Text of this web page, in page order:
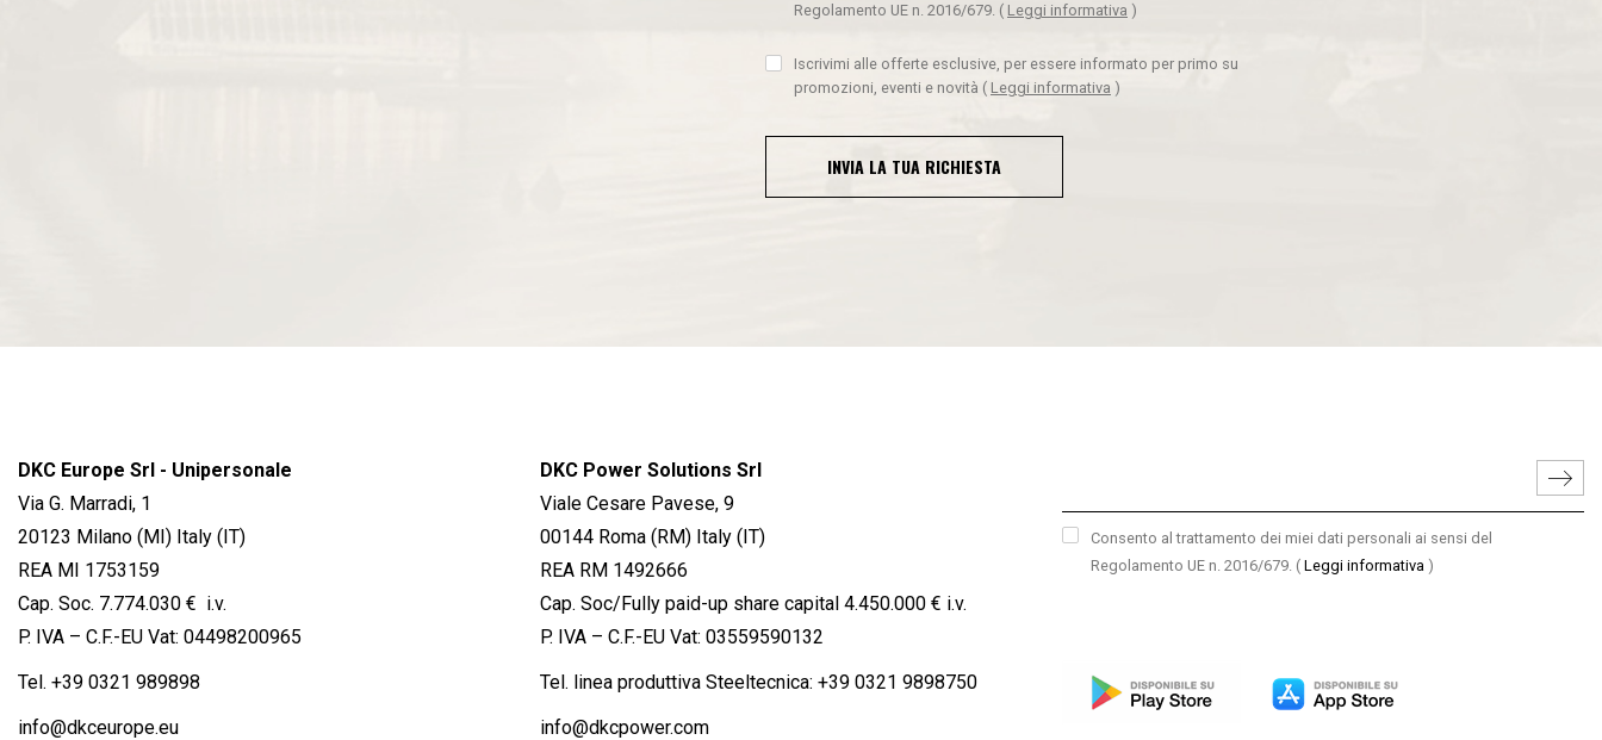
Regolamento UE n. 2016/679. ( Leggi informativa )
Iscrivimi alle offerte esclusive, per essere informato per primo su
promozioni, eventi e novità ( Leggi informativa )
INVIA LA TUA RICHIESTA
DKC Europe Srl - Unipersonale
Via G. Marradi, 1
20123 Milano (MI) Italy (IT)
REA MI 1753159
Cap. Soc. 7.774.030 € i.v.
P. IVA – C.F.-EU Vat: 04498200965
Tel. +39 0321 989898
info@dkceurope.eu
DKC Power Solutions Srl
Viale Cesare Pavese, 9
00144 Roma (RM) Italy (IT)
REA RM 1492666
Cap. Soc/Fully paid-up share capital 4.450.000 € i.v.
P. IVA – C.F.-EU Vat: 03559590132
Tel. linea produttiva Steeltecnica: +39 0321 9898750
info@dkcpower.com
Consento al trattamento dei miei dati personali ai sensi del
Regolamento UE n. 2016/679. ( Leggi informativa )